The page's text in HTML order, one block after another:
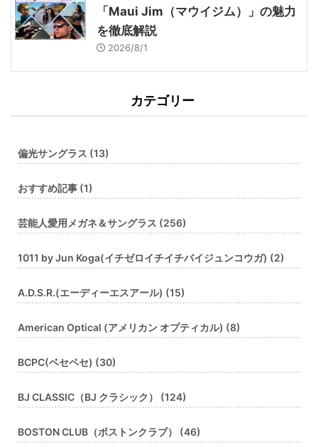
「Maui Jim（マウイジム）」の魅力
を徹底解説
2026/8/1
カテゴリー
偏光サングラス (13)
おすすめ記事 (1)
芸能人愛用メガネ＆サングラス (256)
1011 by Jun Koga(イチゼロイチイチバイジュンコウガ) (2)
A.D.S.R.(エーディーエスアール) (15)
American Optical (アメリカン オプティカル) (8)
BCPC(ベセペセ) (30)
BJ CLASSIC（BJ クラシック） (124)
BOSTON CLUB（ボストンクラブ） (46)